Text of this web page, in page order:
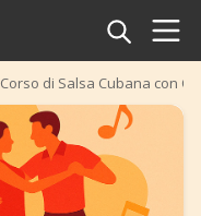
Corso di Salsa Cubana con